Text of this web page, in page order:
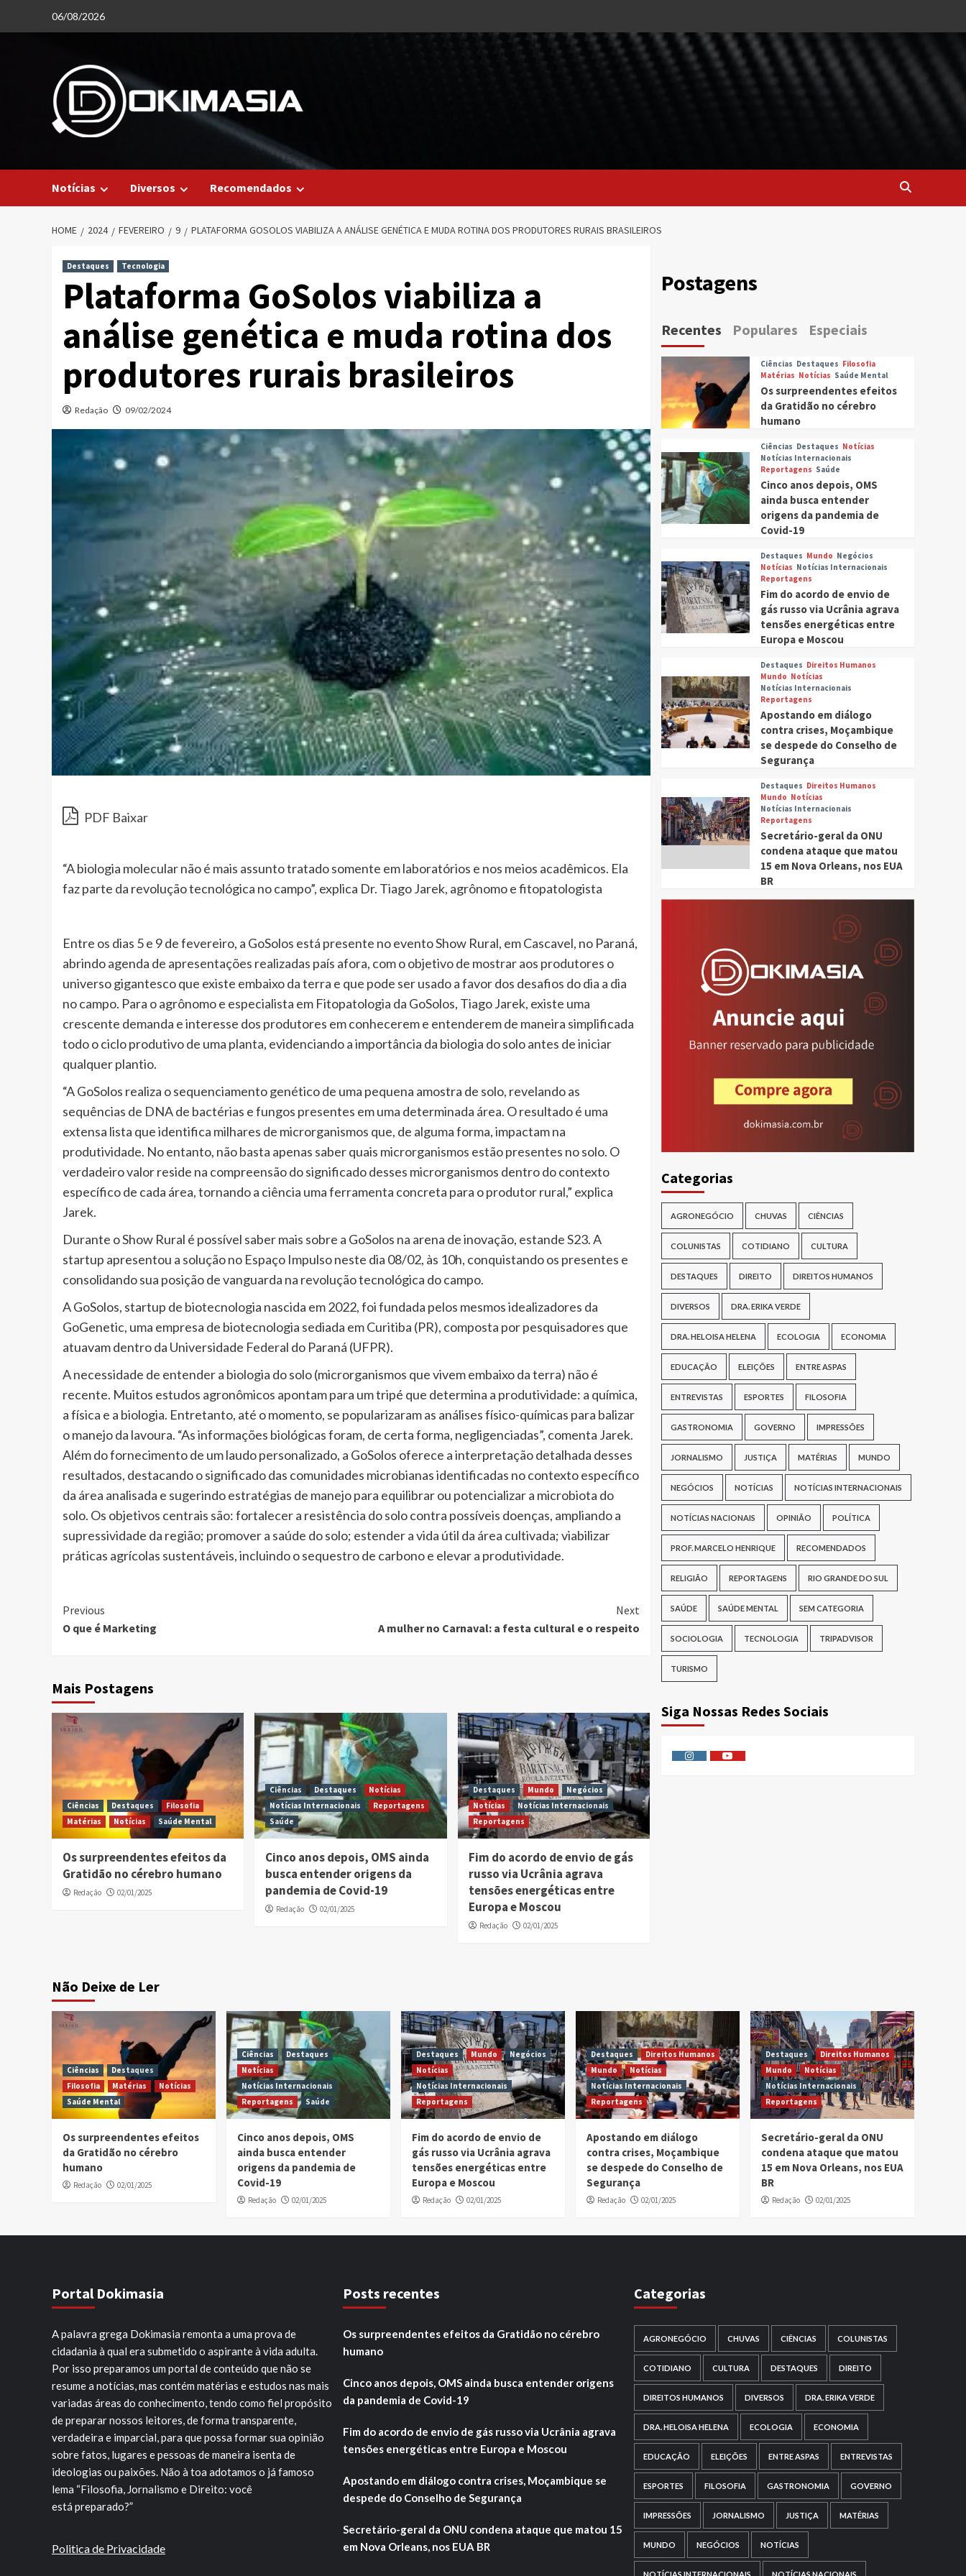
06/08/2026
Notícias Diversos Recomendados
HOME 2024 FEVEREIRO 9 PLATAFORMA GOSOLOS VIABILIZA A ANÁLISE GENÉTICA E MUDA ROTINA DOS PRODUTORES RURAIS BRASILEIROS
Destaques Tecnologia
Plataforma GoSolos viabiliza a
análise genética e muda rotina dos
produtores rurais brasileiros
Redação 09/02/2024
PDF Baixar
“A biologia molecular não é mais assunto tratado somente em laboratórios e nos meios acadêmicos. Ela
faz parte da revolução tecnológica no campo”, explica Dr. Tiago Jarek, agrônomo e fitopatologista
Entre os dias 5 e 9 de fevereiro, a GoSolos está presente no evento Show Rural, em Cascavel, no Paraná,
abrindo agenda de apresentações realizadas país afora, com o objetivo de mostrar aos produtores o
universo gigantesco que existe embaixo da terra e que pode ser usado a favor dos desafios do dia a dia
no campo. Para o agrônomo e especialista em Fitopatologia da GoSolos, Tiago Jarek, existe uma
crescente demanda e interesse dos produtores em conhecerem e entenderem de maneira simplificada
todo o ciclo produtivo de uma planta, evidenciando a importância da biologia do solo antes de iniciar
qualquer plantio.
“A GoSolos realiza o sequenciamento genético de uma pequena amostra de solo, revelando as
sequências de DNA de bactérias e fungos presentes em uma determinada área. O resultado é uma
extensa lista que identifica milhares de microrganismos que, de alguma forma, impactam na
produtividade. No entanto, não basta apenas saber quais microrganismos estão presentes no solo. O
verdadeiro valor reside na compreensão do significado desses microrganismos dentro do contexto
específico de cada área, tornando a ciência uma ferramenta concreta para o produtor rural,” explica
Jarek.
Durante o Show Rural é possível saber mais sobre a GoSolos na arena de inovação, estande S23. A
startup apresentou a solução no Espaço Impulso neste dia 08/02, às 10h, conquistando os presentes e
consolidando sua posição de vanguarda na revolução tecnológica do campo.
A GoSolos, startup de biotecnologia nascida em 2022, foi fundada pelos mesmos idealizadores da
GoGenetic, uma empresa de biotecnologia sediada em Curitiba (PR), composta por pesquisadores que
atuavam dentro da Universidade Federal do Paraná (UFPR).
A necessidade de entender a biologia do solo (microrganismos que vivem embaixo da terra) não é
recente. Muitos estudos agronômicos apontam para um tripé que determina a produtividade: a química,
a física e a biologia. Entretanto, até o momento, se popularizaram as análises físico-químicas para balizar
o manejo da lavoura. “As informações biológicas foram, de certa forma, negligenciadas”, comenta Jarek.
Além do fornecimento de um laudo personalizado, a GoSolos oferece a interpretação detalhada desses
resultados, destacando o significado das comunidades microbianas identificadas no contexto específico
da área analisada e sugerindo estratégias de manejo para equilibrar ou potencializar a microbiota do
solo. Os objetivos centrais são: fortalecer a resistência do solo contra possíveis doenças, ampliando a
supressividade da região; promover a saúde do solo; estender a vida útil da área cultivada; viabilizar
práticas agrícolas sustentáveis, incluindo o sequestro de carbono e elevar a produtividade.
Continue
Reading
Previous
O que é Marketing
Next
A mulher no Carnaval: a festa cultural e o respeito
Mais Postagens
Ciências Destaques
Filosofia
Matérias
Notícias Saúde Mental
Os surpreendentes efeitos da
Gratidão no cérebro humano
Redação 02/01/2025
Ciências Destaques
Notícias
Notícias Internacionais
Reportagens
Saúde
Cinco anos depois, OMS ainda
busca entender origens da
pandemia de Covid-19
Redação 02/01/2025
Destaques Mundo
Negócios
Notícias
Notícias Internacionais
Reportagens
Fim do acordo de envio de gás
russo via Ucrânia agrava
tensões energéticas entre
Europa e Moscou
Redação 02/01/2025
Postagens
Recentes Populares Especiais
Ciências Destaques Filosofia
Matérias Notícias Saúde Mental
Os surpreendentes efeitos
da Gratidão no cérebro
humano
Ciências Destaques Notícias
Notícias Internacionais
Reportagens Saúde
Cinco anos depois, OMS
ainda busca entender
origens da pandemia de
Covid-19
Destaques Mundo Negócios
Notícias Notícias Internacionais
Reportagens
Fim do acordo de envio de
gás russo via Ucrânia agrava
tensões energéticas entre
Europa e Moscou
Destaques Direitos Humanos
Mundo Notícias
Notícias Internacionais
Reportagens
Apostando em diálogo
contra crises, Moçambique
se despede do Conselho de
Segurança
Destaques Direitos Humanos
Mundo Notícias
Notícias Internacionais
Reportagens
Secretário-geral da ONU
condena ataque que matou
15 em Nova Orleans, nos EUA
BR
Categorias
AGRONEGÓCIO CHUVAS CIÊNCIAS
COLUNISTAS COTIDIANO CULTURA
DESTAQUES DIREITO DIREITOS HUMANOS
DIVERSOS DRA. ERIKA VERDE
DRA. HELOISA HELENA ECOLOGIA ECONOMIA
EDUCAÇÃO ELEIÇÕES ENTRE ASPAS
ENTREVISTAS ESPORTES FILOSOFIA
GASTRONOMIA GOVERNO IMPRESSÕES
JORNALISMO JUSTIÇA MATÉRIAS MUNDO
NEGÓCIOS NOTÍCIAS NOTÍCIAS INTERNACIONAIS
NOTÍCIAS NACIONAIS OPINIÃO POLÍTICA
PROF. MARCELO HENRIQUE RECOMENDADOS
RELIGIÃO REPORTAGENS RIO GRANDE DO SUL
SAÚDE SAÚDE MENTAL SEM CATEGORIA
SOCIOLOGIA TECNOLOGIA TRIPADVISOR
TURISMO
Siga Nossas Redes Sociais
InstagramYoutube
Não Deixe de Ler
Ciências
Destaques
Filosofia
Matérias
Notícias
Saúde Mental
Os surpreendentes efeitos
da Gratidão no cérebro
humano
Redação 02/01/2025
Ciências
Destaques
Notícias
Notícias Internacionais
Reportagens
Saúde
Cinco anos depois, OMS
ainda busca entender
origens da pandemia de
Covid-19
Redação 02/01/2025
Destaques Mundo
Negócios
Notícias
Notícias Internacionais
Reportagens
Fim do acordo de envio de
gás russo via Ucrânia agrava
tensões energéticas entre
Europa e Moscou
Redação 02/01/2025
Destaques
Direitos Humanos
Mundo
Notícias
Notícias Internacionais
Reportagens
Apostando em diálogo
contra crises, Moçambique
se despede do Conselho de
Segurança
Redação 02/01/2025
Destaques
Direitos Humanos
Mundo
Notícias
Notícias Internacionais
Reportagens
Secretário-geral da ONU
condena ataque que matou
15 em Nova Orleans, nos EUA
BR
Redação 02/01/2025
Portal Dokimasia
A palavra grega Dokimasia remonta a uma prova de
cidadania à qual era submetido o aspirante à vida adulta.
Por isso preparamos um portal de conteúdo que não se
resume a notícias, mas contém matérias e estudos nas mais
variadas áreas do conhecimento, tendo como fiel propósito
de preparar nossos leitores, de forma transparente,
verdadeira e imparcial, para que possa formar sua opinião
sobre fatos, lugares e pessoas de maneira isenta de
ideologias ou paixões. Não à toa adotamos o já famoso
lema “Filosofia, Jornalismo e Direito: você
está preparado?”
Politica de Privacidade
Posts recentes
Os surpreendentes efeitos da Gratidão no cérebro
humano
Cinco anos depois, OMS ainda busca entender origens
da pandemia de Covid-19
Fim do acordo de envio de gás russo via Ucrânia agrava
tensões energéticas entre Europa e Moscou
Apostando em diálogo contra crises, Moçambique se
despede do Conselho de Segurança
Secretário-geral da ONU condena ataque que matou 15
em Nova Orleans, nos EUA BR
Categorias
AGRONEGÓCIO CHUVAS CIÊNCIAS COLUNISTAS
COTIDIANO CULTURA DESTAQUES DIREITO
DIREITOS HUMANOS DIVERSOS DRA. ERIKA VERDE
DRA. HELOISA HELENA ECOLOGIA ECONOMIA
EDUCAÇÃO ELEIÇÕES ENTRE ASPAS ENTREVISTAS
ESPORTES FILOSOFIA GASTRONOMIA GOVERNO
IMPRESSÕES JORNALISMO JUSTIÇA MATÉRIAS
MUNDO NEGÓCIOS NOTÍCIAS